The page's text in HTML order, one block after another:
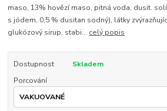
maso, 13% hovězí maso, pitná voda, dusit.
s jódem, 0,5 % dusitan sodný), látky
glukózový sirup, stabi... celý popis
Dostupnost
Skladem
Porcování